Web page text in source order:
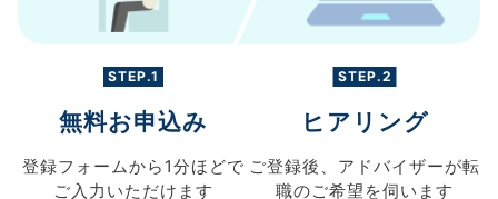
STEP.1
無料お申込み
登録フォームから 1分ほどで
ご入力 いただけます
STEP.2
ヒアリング
ご登録後、 アドバイザーが転
職のご希望を伺います